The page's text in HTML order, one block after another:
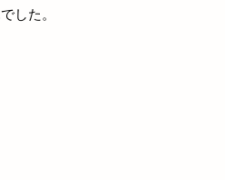
した。